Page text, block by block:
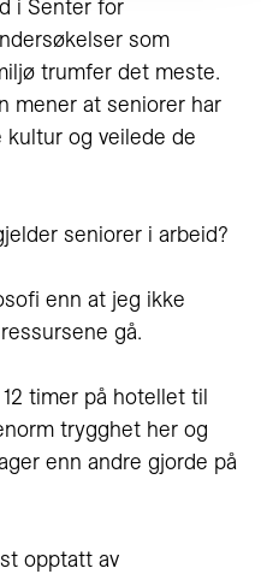
i Senter for
som
trumfer det meste.
mener at seniorer har
og veilede de
seniorer i arbeid?
enn at jeg ikke
gå.
timer på hotellet til
trygghet her og
enn andre gjorde på
opptatt av